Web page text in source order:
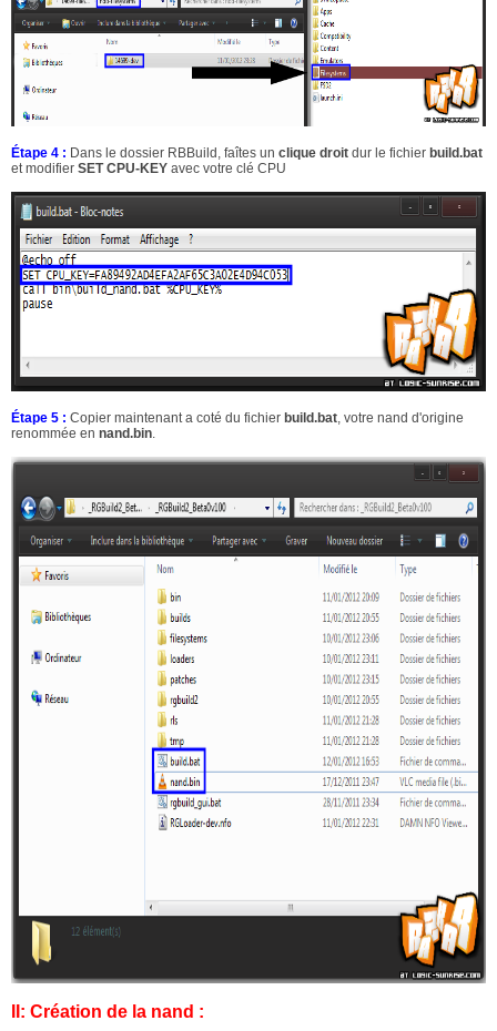
Étape 4 : Dans le dossier RBBuild, faîtes un clique droit dur le fichier build.bat
et modifier SET CPU-KEY avec votre clé CPU
Étape 5 : Copier maintenant a coté du fichier build.bat, votre nand d'origine
renommée en nand.bin.
II: Création de la nand :